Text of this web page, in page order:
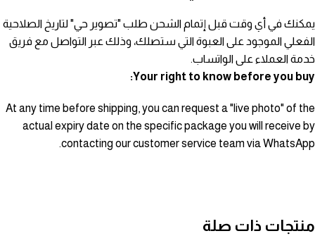
يمكنك في أي وقت قبل إتمام الشحن طلب "تصوير حي" لتاريخ الصلاحية
الفعلي الموجود على العبوة التي ستصلك، وذلك عبر التواصل مع فريق
خدمة العملاء على الواتساب.
Your right to know before you buy:
At any time before shipping, you can request a "live photo" of the
actual expiry date on the specific package you will receive by
contacting our customer service team via WhatsApp.
منتجات ذات صلة